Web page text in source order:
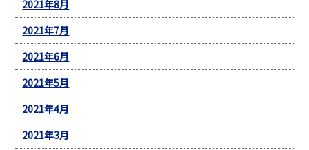
2021年8月
2021年7月
2021年6月
2021年5月
2021年4月
2021年3月